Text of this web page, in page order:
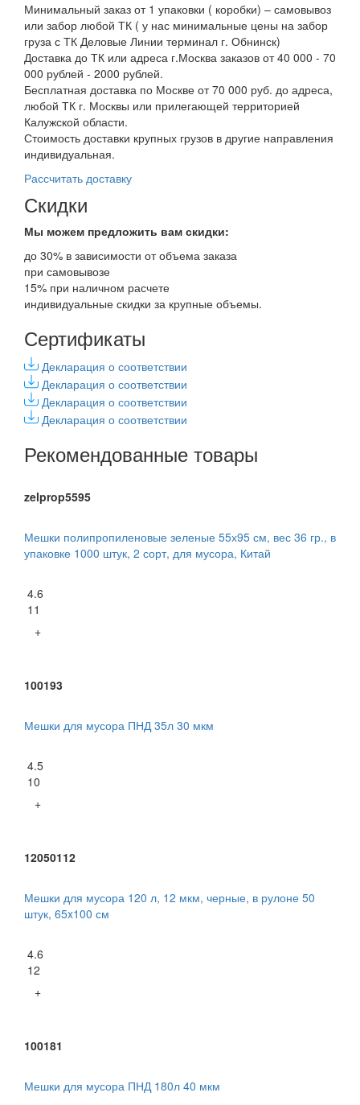
Минимальный заказ от 1 упаковки ( коробки) – самовывоз
или забор любой ТК ( у нас минимальные цены на забор
груза с ТК Деловые Линии терминал г. Обнинск)
Доставка до ТК или адреса г.Москва заказов от 40 000 - 70
000 рублей - 2000 рублей.
Бесплатная доставка по Москве от 70 000 руб. до адреса,
любой ТК г. Москвы или прилегающей территорией
Калужской области.
Стоимость доставки крупных грузов в другие направления
индивидуальная.
Рассчитать доставку
Скидки
Мы можем предложить вам скидки:
до 30% в зависимости от объема заказа
при самовывозе
15% при наличном расчете
индивидуальные скидки за крупные объемы.
Сертификаты
Декларация о соответствии
Декларация о соответствии
Декларация о соответствии
Декларация о соответствии
Рекомендованные товары
zelprop5595
Мешки полипропиленовые зеленые 55х95 см, вес 36 гр., в
упаковке 1000 штук, 2 сорт, для мусора, Китай
4.6
11
+
100193
Мешки для мусора ПНД 35л 30 мкм
4.5
10
+
12050112
Мешки для мусора 120 л, 12 мкм, черные, в рулоне 50
штук, 65x100 см
4.6
12
+
100181
Мешки для мусора ПНД 180л 40 мкм